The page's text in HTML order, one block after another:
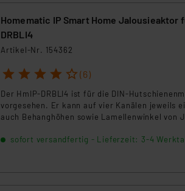
Homematic IP Smart Home Jalousieaktor für
DRBLI4
Artikel-Nr. 154362
1 2 3 4 5 (6)
Der HmIP-DRBLI4 ist für die DIN-
vorgesehen. Er kann auf vier Kanälen jeweils
auch Behanghöhen sowie Lamellenwinkel
sofort versandfertig - Lieferzeit: 3-4